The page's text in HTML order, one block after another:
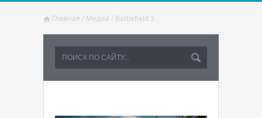
Главная / Медиа / Battlefield 3